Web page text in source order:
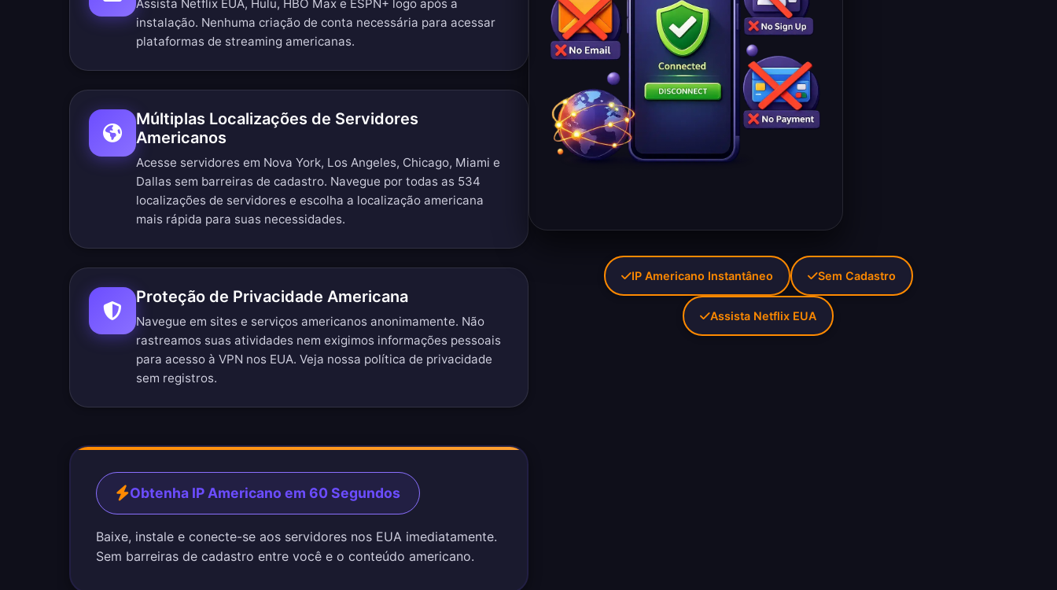
Assista Netflix EUA, Hulu, HBO Max e ESPN+ logo após a
instalação. Nenhuma criação de conta necessária para acessar
plataformas de streaming americanas.
Múltiplas Localizações de Servidores
Americanos
Acesse servidores em Nova York, Los Angeles, Chicago, Miami e
Dallas sem barreiras de cadastro. Navegue por todas as 534
localizações de servidores e escolha a localização americana
mais rápida para suas necessidades.
Proteção de Privacidade Americana
Navegue em sites e serviços americanos anonimamente. Não
rastreamos suas atividades nem exigimos informações pessoais
para acesso à VPN nos EUA. Veja nossa política de privacidade
sem registros.
Obtenha IP Americano em 60 Segundos
Baixe, instale e conecte-se aos servidores nos EUA imediatamente.
Sem barreiras de cadastro entre você e o conteúdo americano.
IP Americano Instantâneo Sem Cadastro
Assista Netflix EUA